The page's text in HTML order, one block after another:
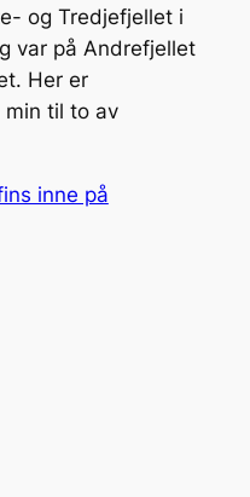
og Tredjefjellet i
var på Andrefjellet
Her er
til to av
inne på